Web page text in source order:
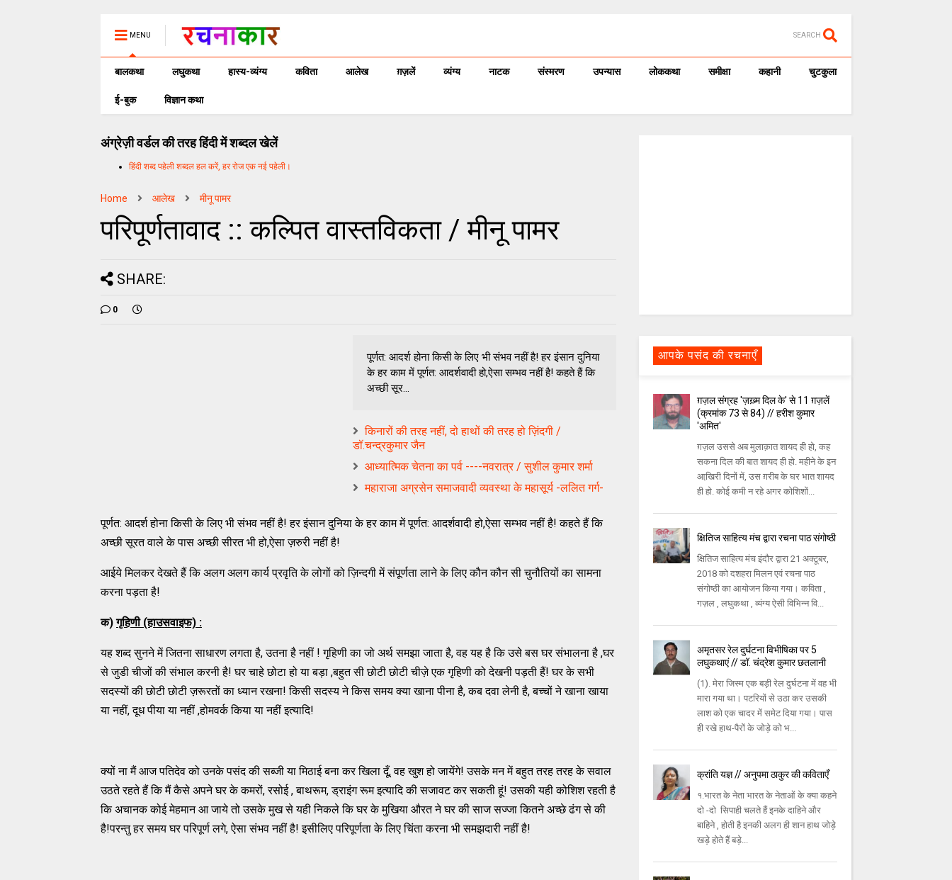
MENU SEARCH
बालकथा लघुकथा हास्य-व्यंग्य कविता आलेख ग़ज़लें व्यंग्य नाटक संस्मरण उपन्यास लोककथा समीक्षा कहानी चुटकुला
ई-बुक विज्ञान कथा
अंग्रेज़ी वर्डल की तरह हिंदी में शब्दल खेलें
हिंदी शब्द पहेली शब्दल हल करें, हर रोज एक नई पहेली।
Home आलेख मीनू पामर
परिपूर्णतावाद :: कल्पित वास्तविकता / मीनू पामर
SHARE:
0
पूर्णत: आदर्श होना किसी के लिए भी संभव नहीं है! हर इंसान दुनिया
के हर काम में पूर्णत: आदर्शवादी हो,ऐसा सम्भव नहीं है! कहते हैं कि
अच्छी सूर...
किनारों की तरह नहीं, दो हाथों की तरह हो ज़िंदगी /
डॉ.चन्द्रकुमार जैन
आध्यात्मिक चेतना का पर्व ----नवरात्र / सुशील कुमार शर्मा
महाराजा अग्रसेन समाजवादी व्यवस्था के महासूर्य -ललित गर्ग-
पूर्णत: आदर्श होना किसी के लिए भी संभव नहीं है! हर इंसान दुनिया के हर काम में पूर्णत: आदर्शवादी हो,ऐसा सम्भव नहीं है! कहते हैं कि
अच्छी सूरत वाले के पास अच्छी सीरत भी हो,ऐसा ज़रुरी नहीं है!
आईये मिलकर देखते हैं कि अलग अलग कार्य प्रवृति के लोगों को ज़िन्दगी में संपूर्णता लाने के लिए कौन कौन सी चुनौतियों का सामना
करना पड़ता है!
क)गृहिणी (हाउसवाइफ) :
यह शब्द सुनने में जितना साधारण लगता है, उतना है नहीं ! गृहिणी का जो अर्थ समझा जाता है, वह यह है कि उसे बस घर संभालना है ,घर
से जुडी चीजों की संभाल करनी है! घर चाहे छोटा हो या बड़ा ,बहुत सी छोटी छोटी चीज़े एक गृहिणी को देखनी पड़ती हैं! घर के सभी
सदस्यों की छोटी छोटी ज़रूरतों का ध्यान रखना! किसी सदस्य ने किस समय क्या खाना पीना है, कब दवा लेनी है, बच्चों ने खाना खाया
या नहीं, दूध पीया या नहीं ,होमवर्क किया या नहीं इत्यादि!
क्यों ना मैं आज पतिदेव को उनके पसंद की सब्जी या मिठाई बना कर खिला दूँ, वह खुश हो जायेंगे! उसके मन में बहुत तरह तरह के सवाल
उठते रहते हैं कि मैं कैसे अपने घर के कमरों, रसोई , बाथरूम, ड्राइंग रूम इत्यादि की सजावट कर सकती हूं! उसकी यही कोशिश रहती है
कि अचानक कोई मेहमान आ जाये तो उसके मुख से यही निकले कि घर के मुखिया औरत ने घर की साज सज्जा कितने अच्छे ढंग से की
है!परन्तु हर समय घर परिपूर्ण लगे, ऐसा संभव नहीं है! इसीलिए परिपूर्णता के लिए चिंता करना भी समझदारी नहीं है!
आपके पसंद की रचनाएँ
ग़ज़ल संग्रह 'ज़ख़्म दिल के' से 11 ग़ज़लें
(क्रमांक 73 से 84) // हरीश कुमार
'अमित'
ग़ज़ल उससे अब मुलाक़ात शायद ही हो, कह
सकना दिल की बात शायद ही हो. महीने के इन
आखि़री दिनों में, उस ग़रीब के घर भात शायद
ही हो. कोई कमी न रहे अगर कोशिशों...
क्षितिज साहित्य मंच द्वारा रचना पाठ संगोष्ठी
क्षितिज साहित्य मंच इंदौर द्वारा 21 अक्टूबर,
2018 को दशहरा मिलन एवं रचना पाठ
संगोष्ठी का आयोजन किया गया। कविता ,
गज़ल , लघुकथा , व्यंग्य ऐसी विभिन्न वि...
अमृतसर रेल दुर्घटना विभीषिका पर 5
लघुकथाएं // डॉ. चंद्रेश कुमार छतलानी
(1). मेरा जिस्म एक बड़ी रेल दुर्घटना में वह भी
मारा गया था। पटरियों से उठा कर उसकी
लाश को एक चादर में समेट दिया गया। पास
ही रखे हाथ-पैरों के जोड़े को भ...
क्रांति यज्ञ // अनुपमा ठाकुर की कविताएँ
१.भारत के नेता भारत के नेताओं के क्या कहने
दो -दो सिपाही चलते हैं इनके दाहिने और
बाहिने , होती है इनकी अलग ही शान हाथ जोड़े
खड़े होते हैं बड़े...